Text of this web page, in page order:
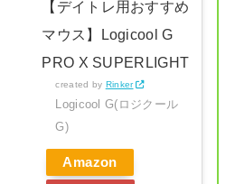
【デイトレ用おすすめ
マウス】Logicool G
PRO X SUPERLIGHT
created by Rinker
Logicool G(ロジクール
G)
Amazon